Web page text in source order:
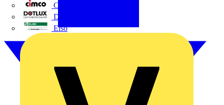
Cimco
DOTLUX GmbH
Elso